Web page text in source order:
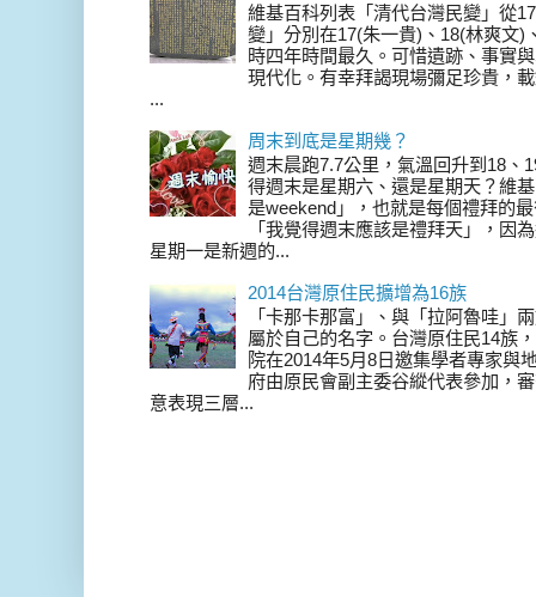
維基百科列表「清代台灣民變」從
變」分別在17(朱一貴)、18(林爽文)
時四年時間最久。可惜遺跡、事實
現代化。有幸拜謁現場彌足珍貴，
...
周末到底是星期幾？
週末晨跑7.7公里，氣溫回升到18、
得週末是星期六、還是星期天？維
是weekend」，也就是每個禮拜的
「我覺得週末應該是禮拜天」，因
星期一是新週的...
2014台灣原住民擴增為16族
「卡那卡那富」、與「拉阿魯哇」
屬於自己的名字。台灣原住民14族
院在2014年5月8日邀集學者專家與
府由原民會副主委谷縱代表參加，
意表現三層...